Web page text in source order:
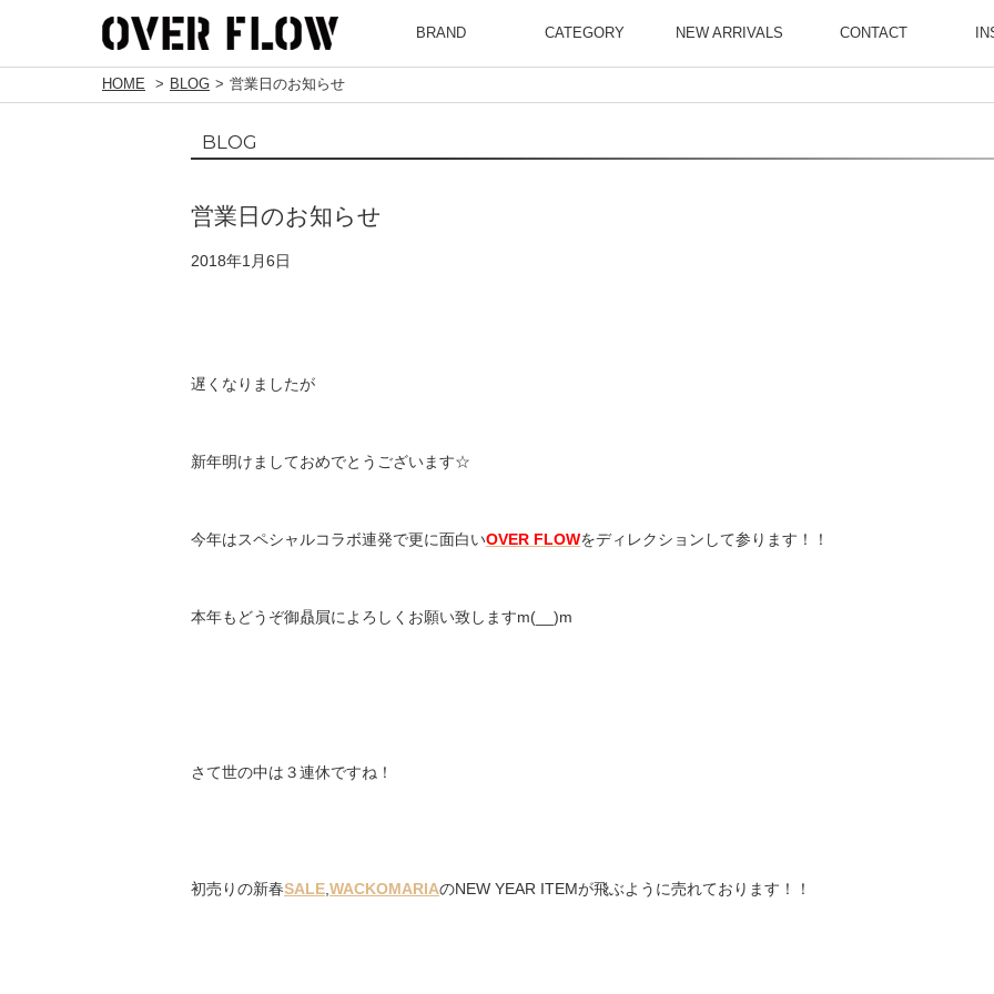
BRAND CATEGORY NEW ARRIVALS CONTACT
HOME BLOG 営業日のお知らせ
BLOG
営業日のお知らせ
2018年1月6日
遅くなりましたが
新年明けましておめでとうございます☆
今年はスペシャルコラボ連発で更に面白いOVER FLOWをディレクションして参ります！！
本年もどうぞ御贔屓によろしくお願い致しますm(__)m
さて世の中は３連休ですね！
初売りの新春SALE WACKOMARIAのNEW YEAR ITEMが飛ぶように売れております！！